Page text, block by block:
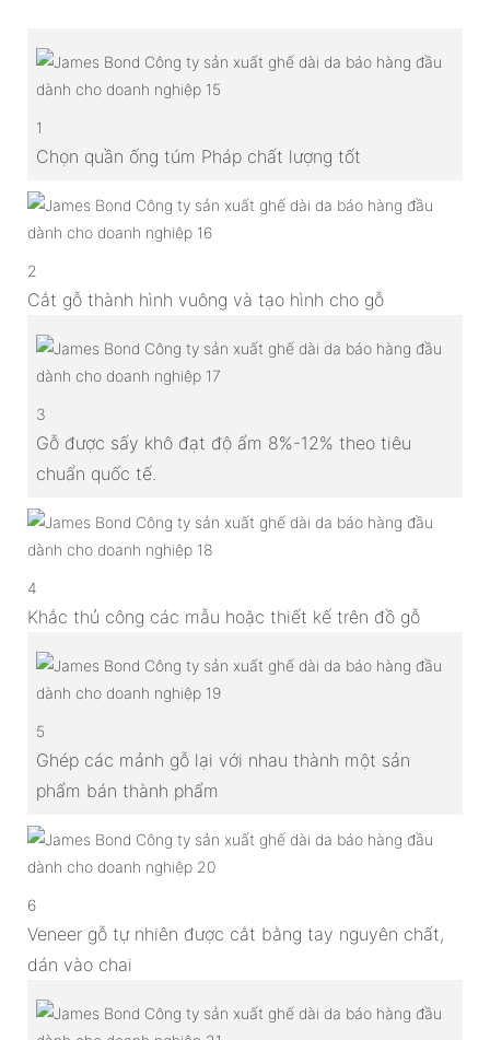
1
Chọn quần ống túm Pháp chất lượng tốt
2
Cắt gỗ thành hình vuông và tạo hình cho gỗ
3
Gỗ được sấy khô đạt độ ẩm 8%-12% theo tiêu
chuẩn quốc tế.
4
Khắc thủ công các mẫu hoặc thiết kế trên đồ gỗ
5
Ghép các mảnh gỗ lại với nhau thành một sản
phẩm bán thành phẩm
6
Veneer gỗ tự nhiên được cắt bằng tay nguyên chất,
dán vào chai